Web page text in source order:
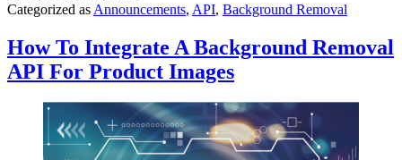
Categorized as Announcements, API, Background Removal
How To Integrate A Background Removal
API For Product Images